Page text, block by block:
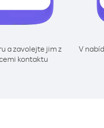
a zavolejte jim z
kontaktu
V